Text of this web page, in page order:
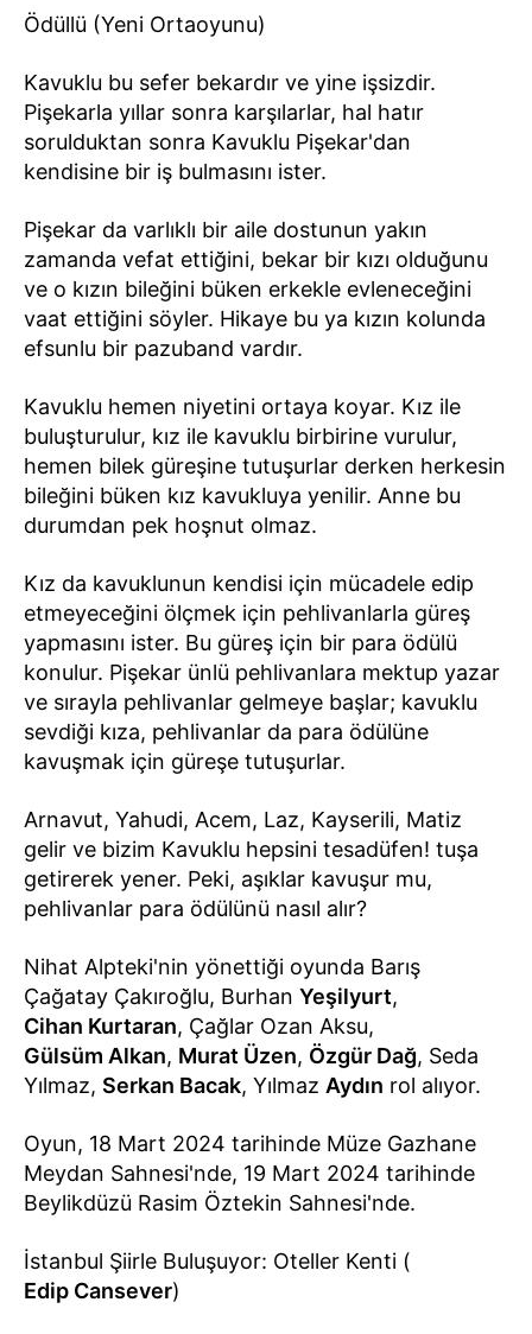
Ödüllü (Yeni Ortaoyunu)
Kavuklu bu sefer bekardır ve yine işsizdir.
Pişekarla yıllar sonra karşılarlar, hal hatır
sorulduktan sonra Kavuklu Pişekar'dan
kendisine bir iş bulmasını ister.
Pişekar da varlıklı bir aile dostunun yakın
zamanda vefat ettiğini, bekar bir kızı olduğunu
ve o kızın bileğini büken erkekle evleneceğini
vaat ettiğini söyler. Hikaye bu ya kızın kolunda
efsunlu bir pazuband vardır.
Kavuklu hemen niyetini ortaya koyar. Kız ile
buluşturulur, kız ile kavuklu birbirine vurulur,
hemen bilek güreşine tutuşurlar derken herkesin
bileğini büken kız kavukluya yenilir. Anne bu
durumdan pek hoşnut olmaz.
Kız da kavuklunun kendisi için mücadele edip
etmeyeceğini ölçmek için pehlivanlarla güreş
yapmasını ister. Bu güreş için bir para ödülü
konulur. Pişekar ünlü pehlivanlara mektup yazar
ve sırayla pehlivanlar gelmeye başlar; kavuklu
sevdiği kıza, pehlivanlar da para ödülüne
kavuşmak için güreşe tutuşurlar.
Arnavut, Yahudi, Acem, Laz, Kayserili, Matiz
gelir ve bizim Kavuklu hepsini tesadüfen! tuşa
getirerek yener. Peki, aşıklar kavuşur mu,
pehlivanlar para ödülünü nasıl alır?
Nihat Alpteki'nin yönettiği oyunda Barış
Çağatay Çakıroğlu, Burhan Yeşilyurt,
Cihan Kurtaran, Çağlar Ozan Aksu,
Gülsüm Alkan, Murat Üzen, Özgür Dağ, Seda
Yılmaz, Serkan Bacak, Yılmaz Aydın rol alıyor.
Oyun, 18 Mart 2024 tarihinde Müze Gazhane
Meydan Sahnesi'nde, 19 Mart 2024 tarihinde
Beylikdüzü Rasim Öztekin Sahnesi'nde.
İstanbul Şiirle Buluşuyor: Oteller Kenti (
Edip Cansever)